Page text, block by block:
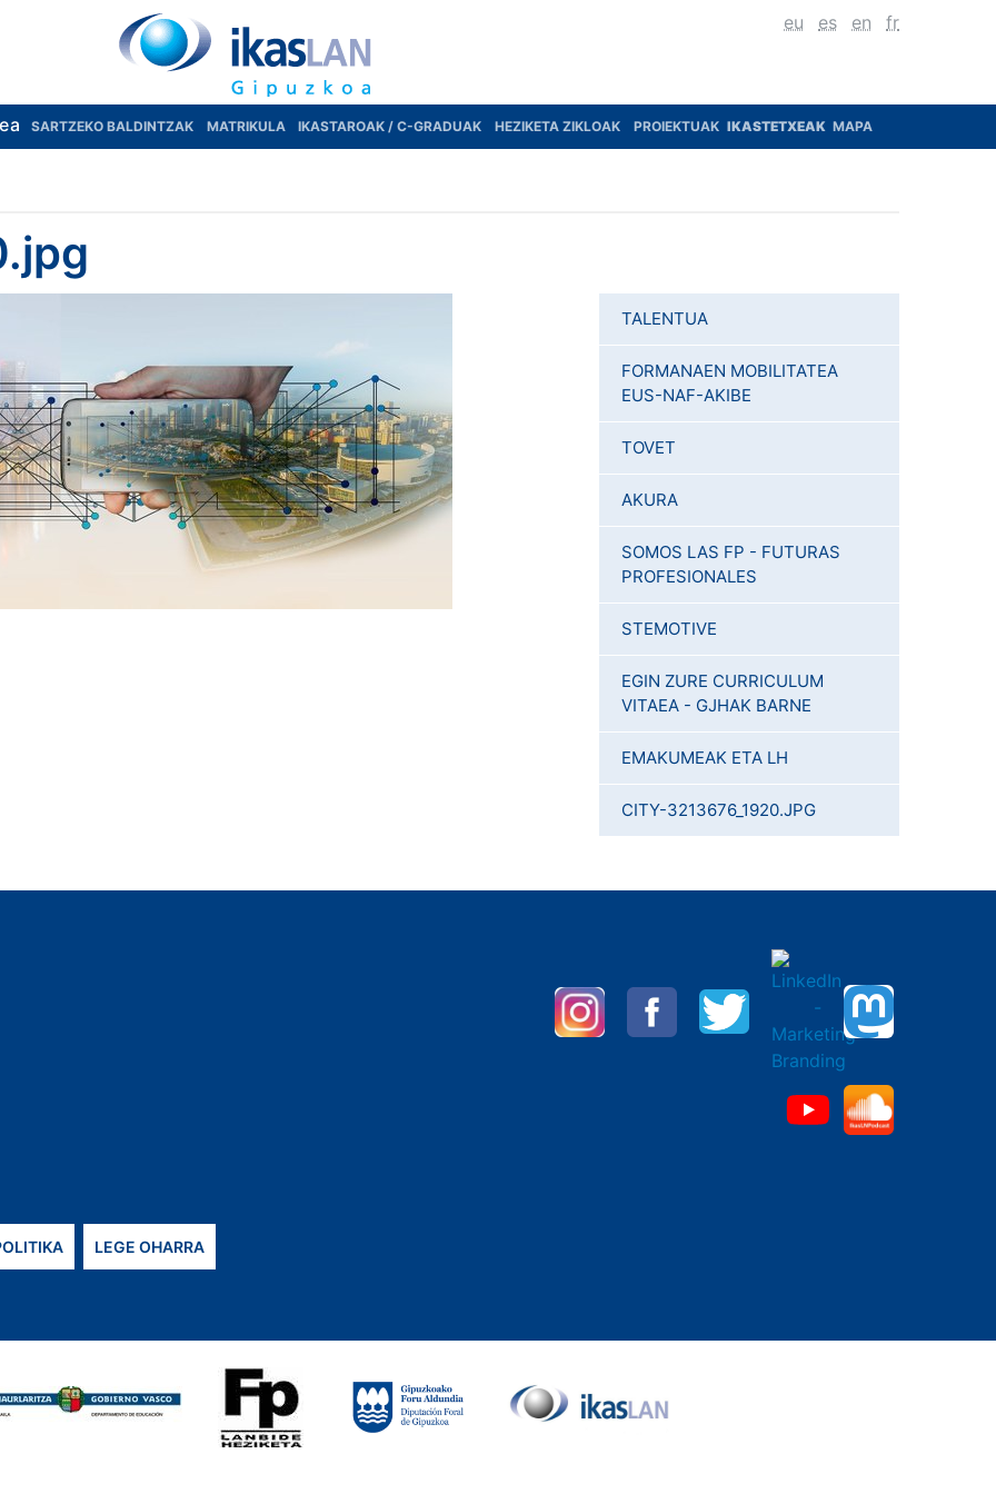
eu es en fr
SARTZEKO BALDINTZAK MATRIKULA IKASTAROAK / C-GRADUAK HEZIKETA ZIKLOAK PROIEKTUAK IKASTETXEAK MAPA
TALENTUA
FORMANAEN MOBILITATEA
EUS-NAF-AKIBE
TOVET
AKURA
SOMOS LAS FP - FUTURAS
PROFESIONALES
STEMOTIVE
EGIN ZURE CURRICULUM
VITAEA - GJHAK BARNE
EMAKUMEAK ETA LH
CITY-3213676_1920.JPG
LEGE OHARRA